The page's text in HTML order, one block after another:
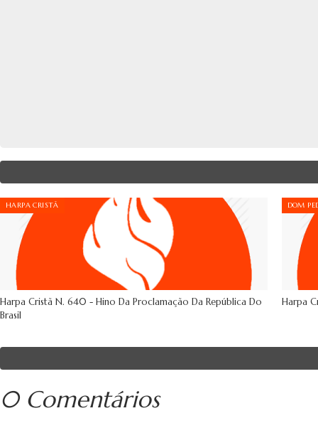
HARPA CRISTÃ
Harpa Cristã N. 640 - Hino Da Proclamação Da República Do
Brasil
DOM
Harpa
0 Comentários